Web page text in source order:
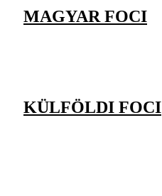
MAGYAR FOCI
KÜLFÖLDI FOCI